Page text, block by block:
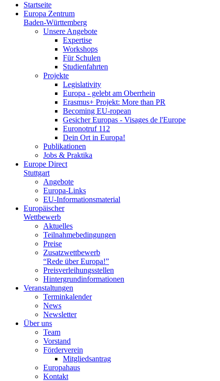
Startseite
Europa Zentrum
Baden-Württemberg
Unsere Angebote
Expertise
Workshops
Für Schulen
Studienfahrten
Projekte
Legislativity
Europa - gelebt am Oberrhein
Erasmus+ Projekt: More than PR
Becoming EU-ropean
Gesicher Europas - Visages de l'Europe
Euronotruf 112
Dein Ort in Europa!
Publikationen
Jobs & Praktika
Europe Direct
Stuttgart
Angebote
Europa-Links
EU-Informationsmaterial
Europäischer
Wettbewerb
Aktuelles
Teilnahme­bedingungen
Preise
Zusatzwettbewerb
“Rede über Europa!”
Preisverleihungsstellen
Hintergrundinformationen
Veranstaltungen
Terminkalender
News
Newsletter
Über uns
Team
Vorstand
Förderverein
Mitgliedsantrag
Europahaus
Kontakt